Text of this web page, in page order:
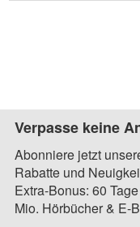
Verpasse keine
Abonniere jetzt
Rabatte und
Extra-Bonus: 60
Mio. Hörbücher & E-